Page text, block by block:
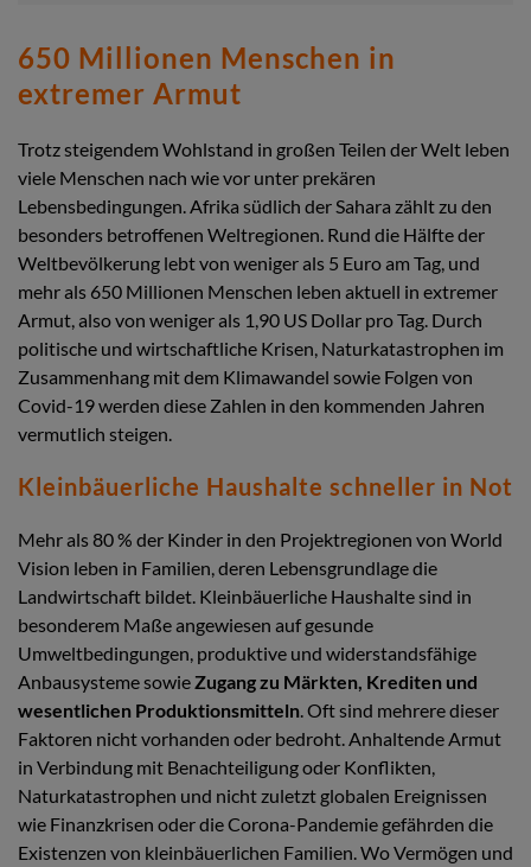
650 Millionen Menschen in
extremer Armut
Trotz steigendem Wohlstand in großen Teilen der Welt leben
viele Menschen nach wie vor unter prekären
Lebensbedingungen. Afrika südlich der Sahara zählt zu den
besonders betroffenen Weltregionen. Rund die Hälfte der
Weltbevölkerung lebt von weniger als 5 Euro am Tag, und
mehr als 650 Millionen Menschen leben aktuell in extremer
Armut, also von weniger als 1,90 US Dollar pro Tag. Durch
politische und wirtschaftliche Krisen, Naturkatastrophen im
Zusammenhang mit dem Klimawandel sowie Folgen von
Covid-19 werden diese Zahlen in den kommenden Jahren
vermutlich steigen.
Kleinbäuerliche Haushalte schneller in Not
Mehr als 80 % der Kinder in den Projektregionen von World
Vision leben in Familien, deren Lebensgrundlage die
Landwirtschaft bildet. Kleinbäuerliche Haushalte sind in
besonderem Maße angewiesen auf gesunde
Umweltbedingungen, produktive und widerstandsfähige
Anbausysteme sowieZugang zu Märkten, Krediten und
wesentlichen Produktionsmitteln. Oft sind mehrere dieser
Faktoren nicht vorhanden oder bedroht. Anhaltende Armut
in Verbindung mit Benachteiligung oder Konflikten,
Naturkatastrophen und nicht zuletzt globalen Ereignissen
wie Finanzkrisen oder die Corona-Pandemie gefährden die
Existenzen von kleinbäuerlichen Familien. Wo Vermögen und